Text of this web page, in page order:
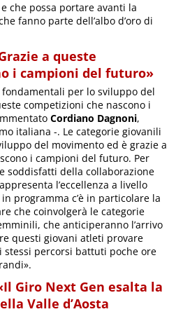
che possa portare avanti la
fanno parte dell’albo d’oro di
a queste
i campioni del futuro»
per lo sviluppo del
competizioni che nascono i
Cordiano Dagnoni,
italiana -. Le categorie giovanili
del movimento ed è grazie a
i campioni del futuro. Per
soddisfatti della collaborazione
l’eccellenza a livello
programma c’è in particolare la
che coinvolgerà le categorie
che anticiperanno l’arrivo
questi giovani atleti provare
stessi percorsi battuti poche ore
Giro Next Gen esalta la
Valle d’Aosta